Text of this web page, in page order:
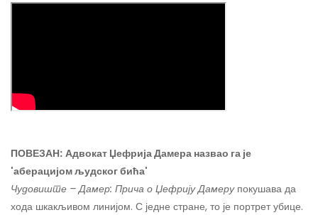
ПОВЕЗАН: Адвокат Џефрија Дамера назвао га је
'аберацијом људског бића'
Чудовиште – Дамер: Прича о Џефрију Дамерупокушава да
хода шкакљивом линијом. С једне стране, то је портрет убице.